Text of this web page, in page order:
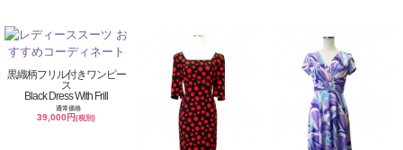
黒織柄フリル付きワンピー
ス
Black Dress With Frill
通常価格
39,000円(税別)